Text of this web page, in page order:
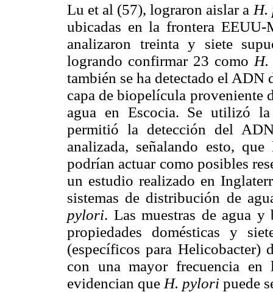
Lu et al (57), lograron aislar a
ubicadas en la frontera
analizaron treinta y siete
logrando confirmar 23 como
también se ha detectado el ADN
capa de biopelícula proveniente
agua en Escocia. Se utilizó
permitió la detección del
analizada, señalando esto,
podrían actuar como posibles
un estudio realizado en
sistemas de distribución de
pylori. Las muestras de agua
propiedades domésticas y
(específicos para Helicobacter)
con una mayor frecuencia en
evidencian que H. pylori puede